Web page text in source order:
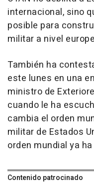
internacional, sino
posible para
militar a nivel
También ha
este lunes en una
ministro de
cuando le ha
cambia el orden
militar de Estados
orden mundial ya
Contenido patrocinado